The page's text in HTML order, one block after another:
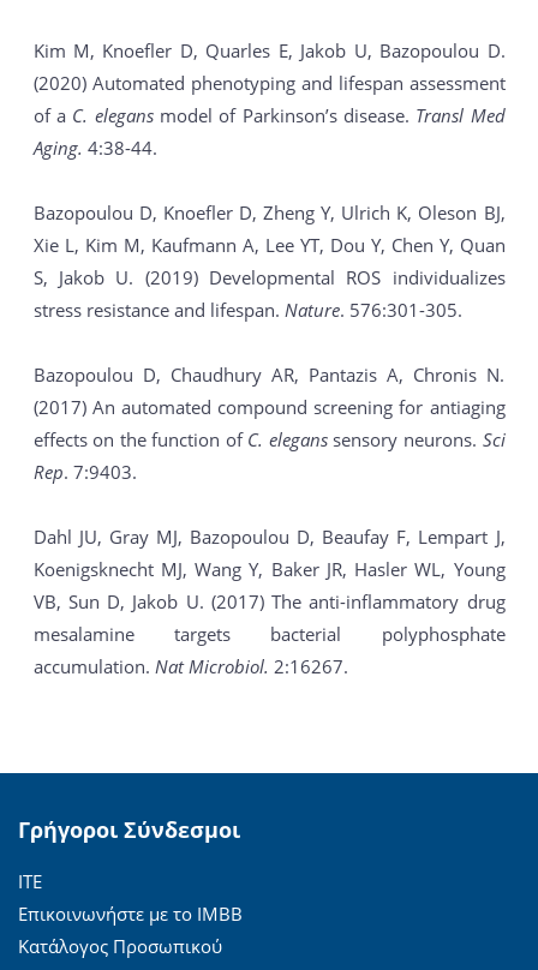
Kim M, Knoefler D, Quarles E, Jakob U, Bazopoulou D.
(2020) Automated phenotyping and lifespan assessment
of a C. elegansmodel of Parkinson’s disease. Transl Med
Aging. 4:38-44.
Bazopoulou D, Knoefler D, Zheng Y, Ulrich K, Oleson BJ,
Xie L, Kim M, Kaufmann A, Lee YT, Dou Y, Chen Y, Quan
S, Jakob U. (2019) Developmental ROS individualizes
stress resistance and lifespan. Nature. 576:301-305.
Bazopoulou D, Chaudhury AR, Pantazis A, Chronis N.
(2017) An automated compound screening for antiaging
effects on the function of C. eleganssensory neurons. Sci
Rep. 7:9403.
Dahl JU, Gray MJ, Bazopoulou D, Beaufay F, Lempart J,
Koenigsknecht MJ, Wang Y, Baker JR, Hasler WL, Young
VB, Sun D, Jakob U. (2017) The anti-inflammatory drug
mesalamine targets bacterial polyphosphate
accumulation. Nat Microbiol. 2:16267.
Γρήγοροι Σύνδεσμοι
ΙΤΕ
Επικοινωνήστε με το ΙΜΒΒ
Κατάλογος Προσωπικού